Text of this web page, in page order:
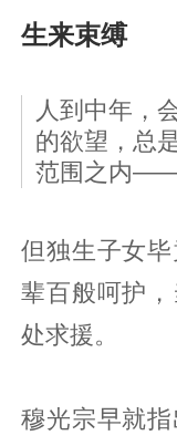
生来束缚
人到中年，
的欲望，总
范围之内——
但独生子女
辈百般呵护
处求援。
穆光宗早就